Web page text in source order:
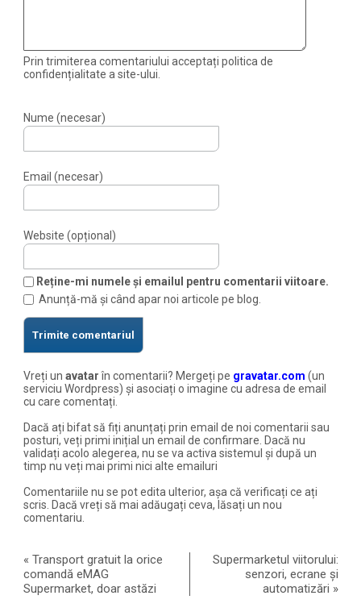
Prin trimiterea comentariului acceptați politica de
confidențialitate a site-ului.
Nume (necesar)
Email (necesar)
Website (opțional)
Reține-mi numele și emailul pentru comentarii viitoare.
Anunță-mă și când apar noi articole pe blog.
Vreți unavatarîn comentarii? Mergeți pe gravatar.com (un
serviciu Wordpress) și asociați o imagine cu adresa de email
cu care comentați.
Dacă ați bifat să fiți anunțați prin email de noi comentarii sau
posturi, veți primi inițial un email de confirmare. Dacă nu
validați acolo alegerea, nu se va activa sistemul și după un
timp nu veți mai primi nici alte emailuri
Comentariile nu se pot edita ulterior, așa că verificați ce ați
scris. Dacă vreți să mai adăugați ceva, lăsați un nou
comentariu.
«Transport gratuit la orice
comandă eMAG
Supermarket, doar astăzi
Supermarketul viitorului:
senzori, ecrane și
automatizări »